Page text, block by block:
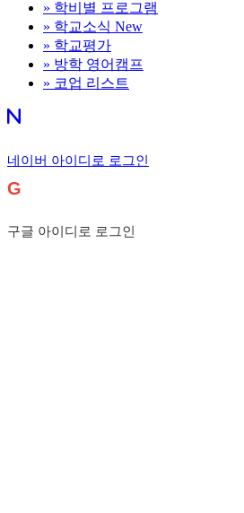
» 학비별 프로그램
» 학교소식 New
» 학교평가
» 방학 영어캠프
» 코업 리스트
네이버 아이디로 로그인
G
구글 아이디로 로그인